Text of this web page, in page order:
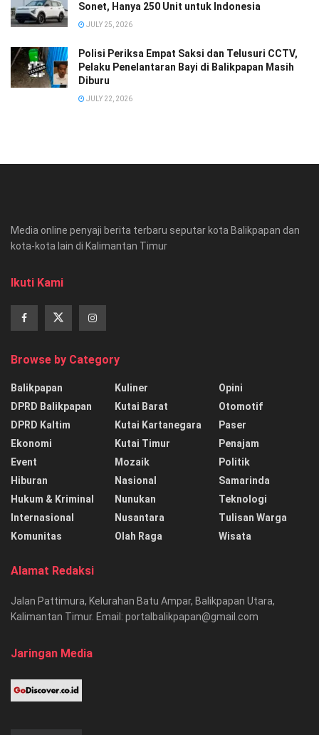
Sonet, Hanya 250 Unit untuk Indonesia
JULY 25, 2026
Polisi Periksa Empat Saksi dan Telusuri CCTV,
Pelaku Penelantaran Bayi di Balikpapan Masih
Diburu
JULY 22, 2026
Media online penyaji berita terbaru seputar kota Balikpapan dan
kota-kota lain di Kalimantan Timur
Ikuti Kami
Browse by Category
Balikpapan
DPRD Balikpapan
DPRD Kaltim
Ekonomi
Event
Hiburan
Hukum & Kriminal
Internasional
Komunitas
Kuliner
Kutai Barat
Kutai Kartanegara
Kutai Timur
Mozaik
Nasional
Nunukan
Nusantara
Olah Raga
Opini
Otomotif
Paser
Penajam
Politik
Samarinda
Teknologi
Tulisan Warga
Wisata
Alamat Redaksi
Jalan Pattimura, Kelurahan Batu Ampar, Balikpapan Utara,
Kalimantan Timur. Email: portalbalikpapan@gmail.com
Jaringan Media